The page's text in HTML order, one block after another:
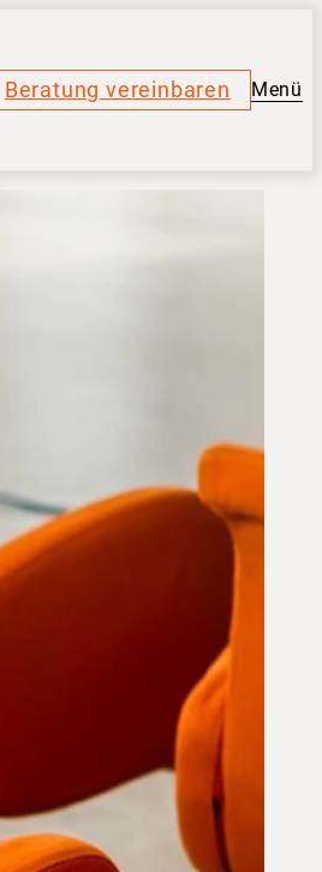
Beratung vereinbaren Menü